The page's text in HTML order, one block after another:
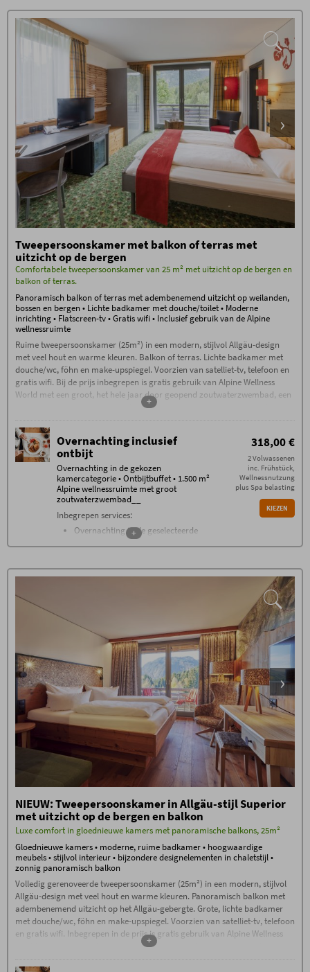
Tweepersoonskamer met balkon of terras met
uitzicht op de bergen
Comfortabele tweepersoonskamer van 25 m² met uitzicht op de bergen en
balkon of terras.
Panoramisch balkon of terras met adembenemend uitzicht op weilanden,
bossen en bergen • Lichte badkamer met douche/toilet • Moderne
inrichting • Flatscreen-tv • Gratis wifi • Inclusief gebruik van de Alpine
wellnessruimte
Ruime tweepersoonskamer (25m²) in een modern, stijlvol Allgäu-design
met veel hout en warme kleuren. Balkon of terras. Lichte badkamer met
douche/wc, föhn en make-upspiegel. Voorzien van satelliet-tv, telefoon en
gratis wifi. Bij de prijs inbegrepen is gratis gebruik van Alpine Wellness
World met een groot, het hele jaar door geopend zoutwaterzwembad, een
natuurlijk zwemmeer, een unieke saunaruimte met een saunacomplex, een
+
Overnachting inclusief
ontbijt
Overnachting in de gekozen
kamercategorie • Ontbijtbuffet • 1.500 m²
Alpine wellnessruimte met groot
zoutwaterzwembad__
Inbegrepen services:
Overnachting in de geselecteerde
kamercategorie
verschillende ontbijtproducten van
7:30 tot 11:00 uur
Allgäu sauna, stenen bad, Allgäu
vlasbad, bakkerij, waterraddouche,
wellnesslounge, meditatieruimte,
panoramische relaxruimte,
relaxschuur met waterbedden en de
groene tuinoase
Geniet in de zomer van de idyllische
natuurlijke omgeving van het
zwemmeer
Fitnessruimte met de nieuwste
Technogym-apparatuur
Dagelijks Oberstdorf mineraalwater,
thee en saunabrood bij de
Hoogwaardig gastenprogramma
met onder andere begeleide
wandelingen, een Alpine avond met
livemuziek, een kampvuuravond,
whiskyproeverij en nog veel meer.
Boekingsvoorwaarden
DeBoekingsvoorwaarden(PDF) van Hotel
Oberstdorf, Reute 20, D-87561 Oberstdorf, zijn van
toepassing.
Inchecken vanaf 15:00 uur. Indien u na
23:00 uur arriveert, neem dan op de dag
van aankomst telefonisch contact met ons
+
318,00 €
2 Volwassenen
inc. Frühstück,
Wellnessnutzung
plus Spa belasting
KIEZEN
NIEUW: Tweepersoonskamer in Allgäu-stijl Superior
met uitzicht op de bergen en balkon
Luxe comfort in gloednieuwe kamers met panoramische balkons, 25m²
Gloednieuwe kamers • moderne, ruime badkamer • hoogwaardige
meubels • stijlvol interieur • bijzondere designelementen in chaletstijl •
zonnig panoramisch balkon
Volledig gerenoveerde tweepersoonskamer (25m²) in een modern, stijlvol
Allgäu-design met veel hout en warme kleuren. Panoramisch balkon met
adembenemend uitzicht op het Allgäu-gebergte. Grote, lichte badkamer
met douche/wc, föhn en make-upspiegel. Voorzien van satelliet-tv, telefoon
en gratis wifi. Inbegrepen in de prijs is gratis gebruik van Alpine Wellness
World met een groot, het hele jaar door geopend zoutwaterzwembad, een
+